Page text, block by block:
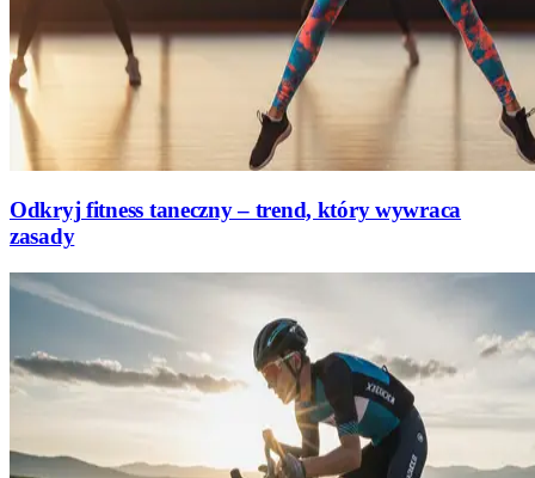
Odkryj fitness taneczny – trend, który wywraca
zasady